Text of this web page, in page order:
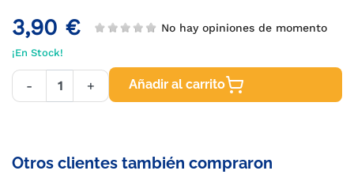
3,90 € No hay opiniones de momento
¡En Stock!
- + Añadir al carrito
Otros clientes también compraron